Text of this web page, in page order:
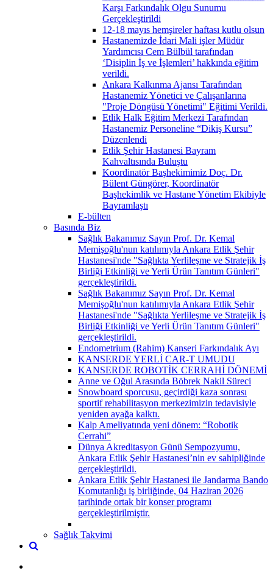
Karşı Farkındalık Olgu Sunumu
Gerçekleştirildi
12-18 mayıs hemşireler haftası kutlu olsun
Hastanemizde İdari Mali işler Müdür
Yardımcısı Cem Bülbül tarafından
‘Disiplin İş ve İşlemleri’ hakkında eğitim
verildi.
Ankara Kalkınma Ajansı Tarafından
Hastanemiz Yönetici ve Çalışanlarına
"Proje Döngüsü Yönetimi" Eğitimi Verildi.
Etlik Halk Eğitim Merkezi Tarafından
Hastanemiz Personeline “Dikiş Kursu”
Düzenlendi
Etlik Şehir Hastanesi Bayram
Kahvaltısında Buluştu
Koordinatör Başhekimimiz Doç. Dr.
Bülent Güngörer, Koordinatör
Başhekimlik ve Hastane Yönetim Ekibiyle
Bayramlaştı
E-bülten
Basında Biz
Sağlık Bakanımız Sayın Prof. Dr. Kemal
Memişoğlu'nun katılımıyla Ankara Etlik Şehir
Hastanesi'nde "Sağlıkta Yerlileşme ve Stratejik İş
Birliği Etkinliği ve Yerli Ürün Tanıtım Günleri"
gerçekleştirildi.
Sağlık Bakanımız Sayın Prof. Dr. Kemal
Memişoğlu'nun katılımıyla Ankara Etlik Şehir
Hastanesi'nde "Sağlıkta Yerlileşme ve Stratejik İş
Birliği Etkinliği ve Yerli Ürün Tanıtım Günleri"
gerçekleştirildi.
Endometrium (Rahim) Kanseri Farkındalık Ayı
KANSERDE YERLİ CAR-T UMUDU
KANSERDE ROBOTİK CERRAHİ DÖNEMİ
Anne ve Oğul Arasında Böbrek Nakil Süreci
Snowboard sporcusu, geçirdiği kaza sonrası
sportif rehabilitasyon merkezimizin tedavisiyle
yeniden ayağa kalktı.
Kalp Ameliyatında yeni dönem: “Robotik
Cerrahi”
Dünya Akreditasyon Günü Sempozyumu,
Ankara Etlik Şehir Hastanesi’nin ev sahipliğinde
gerçekleştirildi.
Ankara Etlik Şehir Hastanesi ile Jandarma Bando
Komutanlığı iş birliğinde, 04 Haziran 2026
tarihinde ortak bir konser programı
gerçekleştirilmiştir.
Sağlık Takvimi